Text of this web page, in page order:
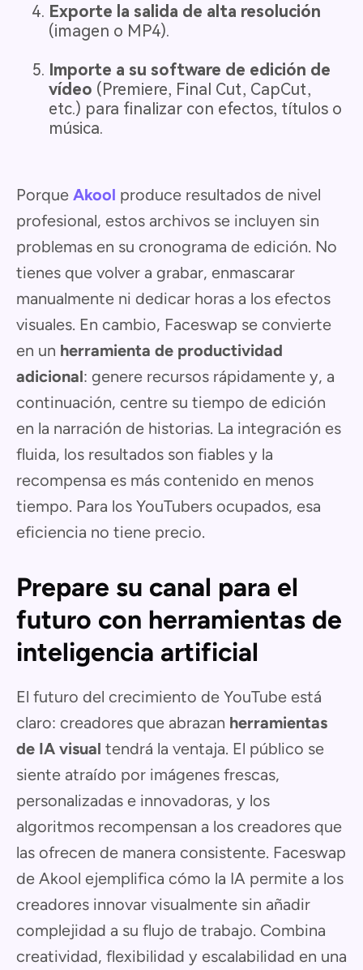
Exporte la salida de alta resolución
(imagen o MP4).
Importe a su software de edición de
vídeo (Premiere, Final Cut, CapCut,
etc.) para finalizar con efectos, títulos o
música.
Porque Akool produce resultados de nivel
profesional, estos archivos se incluyen sin
problemas en su cronograma de edición. No
tienes que volver a grabar, enmascarar
manualmente ni dedicar horas a los efectos
visuales. En cambio, Faceswap se convierte
en un herramienta de productividad
adicional: genere recursos rápidamente y, a
continuación, centre su tiempo de edición
en la narración de historias. La integración es
fluida, los resultados son fiables y la
recompensa es más contenido en menos
tiempo. Para los YouTubers ocupados, esa
eficiencia no tiene precio.
Prepare su canal para el
futuro con herramientas de
inteligencia artificial
El futuro del crecimiento de YouTube está
claro: creadores que abrazan herramientas
de IA visual tendrá la ventaja. El público se
siente atraído por imágenes frescas,
personalizadas e innovadoras, y los
algoritmos recompensan a los creadores que
las ofrecen de manera consistente. Faceswap
de Akool ejemplifica cómo la IA permite a los
creadores innovar visualmente sin añadir
complejidad a su flujo de trabajo. Combina
creatividad, flexibilidad y escalabilidad en una